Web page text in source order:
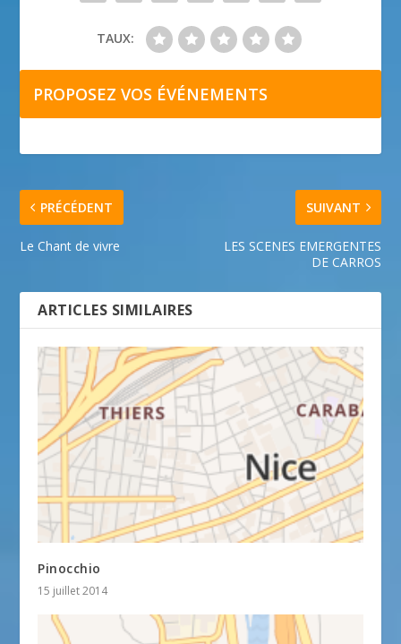
TAUX:
PROPOSEZ VOS ÉVÉNEMENTS
PRÉCÉDENT
Le Chant de vivre
SUIVANT
LES SCENES EMERGENTES
DE CARROS
ARTICLES SIMILAIRES
Pinocchio
15 juillet 2014